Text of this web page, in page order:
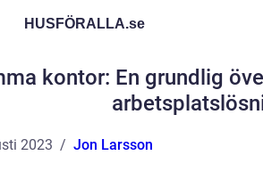
HUSFÖRALLA.se
kontor: En grundlig
2023 Jon Larsson